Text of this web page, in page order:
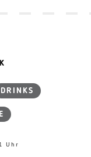
DRINKS
Uhr